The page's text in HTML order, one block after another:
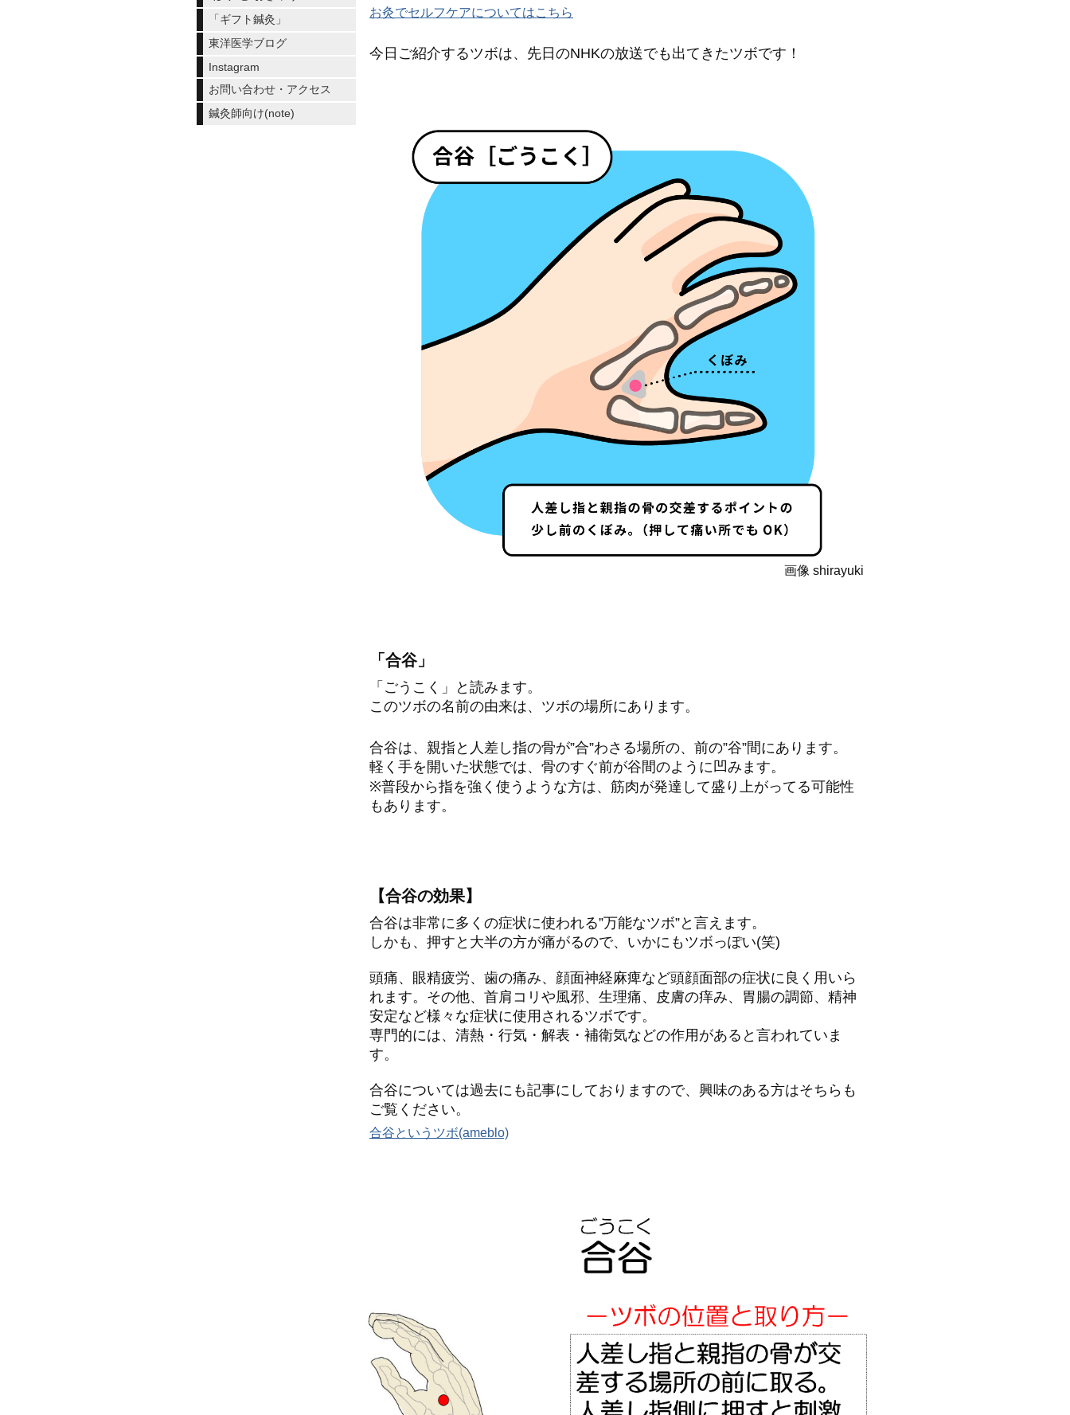
お灸でセルフケアについてはこちら
今日ご紹介するツボは、先日のNHKの放送でも出てきたツボです！
画像 shirayuki
「合谷」
「ごうこく」と読みます。
このツボの名前の由来は、ツボの場所にあります。
合谷は、親指と人差し指の骨が”合”わさる場所の、前の”谷”間にあります。
軽く手を開いた状態では、骨のすぐ前が谷間のように凹みます。
※普段から指を強く使うような方は、筋肉が発達して盛り上がってる可能性
もあります。
【合谷の効果】
合谷は非常に多くの症状に使われる”万能なツボ”と言えます。
しかも、押すと大半の方が痛がるので、いかにもツボっぽい(笑)
頭痛、眼精疲労、歯の痛み、顔面神経麻痺など頭顔面部の症状に良く用いら
れます。その他、首肩コリや風邪、生理痛、皮膚の痒み、胃腸の調節、精神
安定など様々な症状に使用されるツボです。
専門的には、清熱・行気・解表・補衛気などの作用があると言われていま
す。
合谷については過去にも記事にしておりますので、興味のある方はそちらも
ご覧ください。
合谷というツボ(ameblo)
「ギフト鍼灸」
東洋医学ブログ
Instagram
お問い合わせ・アクセス
鍼灸師向け(note)